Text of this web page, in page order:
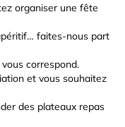
organiser une fête
faites-nous part
correspond.
et vous souhaitez
des plateaux repas